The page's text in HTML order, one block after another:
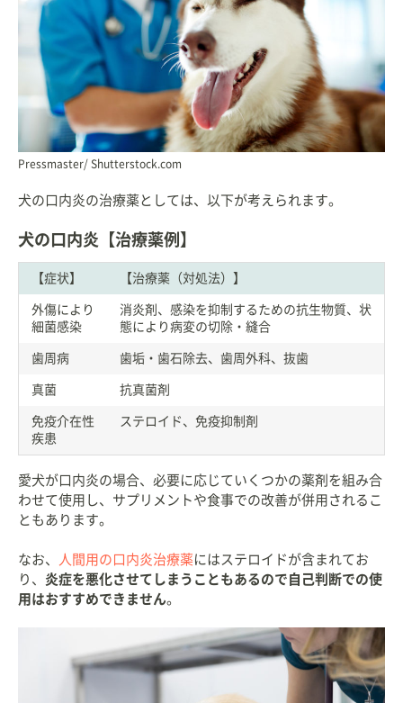
Pressmaster/ Shutterstock.com
犬の口内炎の治療薬としては、以下が考えられます。
犬の口内炎【治療薬例】
【症状】 【治療薬（対処法）】
外傷により
細菌感染
消炎剤、感染を抑制するための抗生物質、状
態により病変の切除・縫合
歯周病 歯垢・歯石除去、歯周外科、抜歯
真菌 抗真菌剤
免疫介在性
疾患
ステロイド、免疫抑制剤
愛犬が口内炎の場合、必要に応じていくつかの薬剤を組み合
わせて使用し、サプリメントや食事での改善が併用されるこ
ともあります。
なお、 人間用の口内炎治療薬 にはステロイドが含まれてお
り、 炎症を悪化させてしまうこともあるので自己判断での使
用はおすすめできません。